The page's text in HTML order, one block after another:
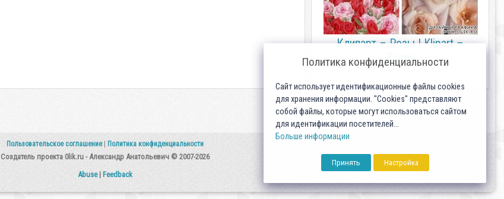
Клипарт – Розы | Klipart –
Roses
Пользовательское соглашение Политика конфиденциальности
Создатель проекта 0lik.ru - Александр Анатольевич © 2007-2026
Abuse| Feedback
Политика конфиденциальности
Сайт использует идентификационные файлы cookies
для хранения информации. "Cookies" представляют
собой файлы, которые могут использоваться сайтом
для идентификации посетителей...
Больше информации
Принять Настройка